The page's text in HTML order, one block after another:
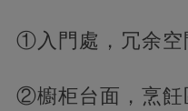
①入門處，冗余空
②櫥柜台面，烹飪